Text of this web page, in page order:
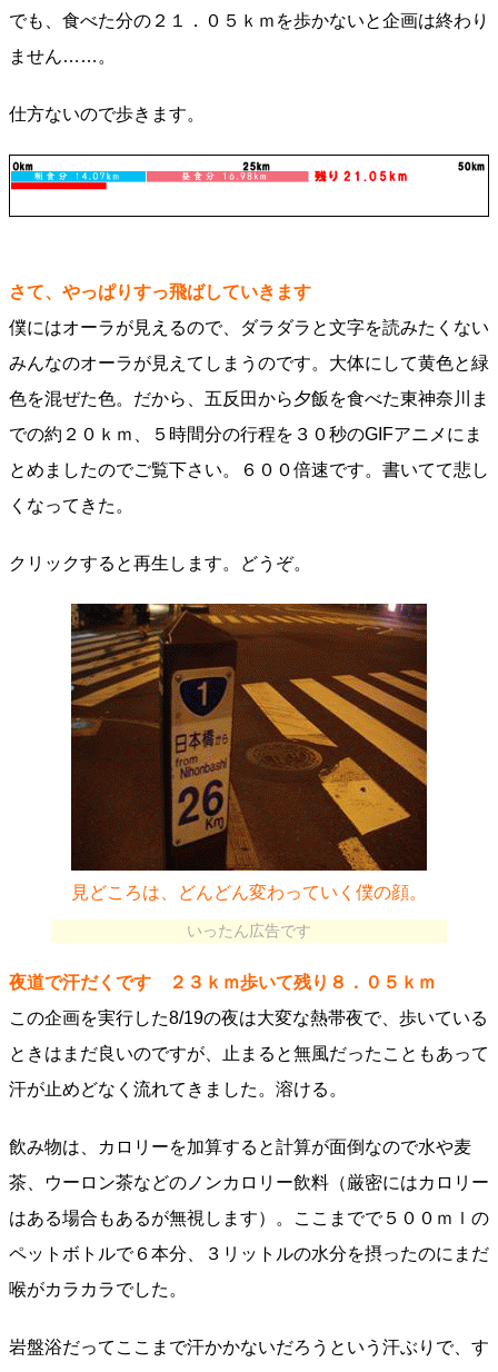
でも、食べた分の２１．０５ｋｍを歩かないと企画は終わり
ません……。
仕方ないので歩きます。
さて、やっぱりすっ飛ばしていきます
僕にはオーラが見えるので、ダラダラと文字を読みたくない
みんなのオーラが見えてしまうのです。大体にして黄色と緑
色を混ぜた色。だから、五反田から夕飯を食べた東神奈川ま
での約２０ｋｍ、５時間分の行程を３０秒のGIFアニメにま
とめましたのでご覧下さい。６００倍速です。書いてて悲し
くなってきた。
クリックすると再生します。どうぞ。
見どころは、どんどん変わっていく僕の顔。
いったん広告です
夜道で汗だくです ２３ｋｍ歩いて残り８．０５ｋｍ
この企画を実行した8/19の夜は大変な熱帯夜で、歩いている
ときはまだ良いのですが、止まると無風だったこともあって
汗が止めどなく流れてきました。溶ける。
飲み物は、カロリーを加算すると計算が面倒なので水や麦
茶、ウーロン茶などのノンカロリー飲料（厳密にはカロリー
はある場合もあるが無視します）。ここまでで５００ｍｌの
ペットボトルで６本分、３リットルの水分を摂ったのにまだ
喉がカラカラでした。
岩盤浴だってここまで汗かかないだろうという汗ぶりで、す